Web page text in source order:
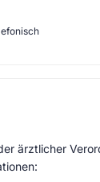
ärztlicher